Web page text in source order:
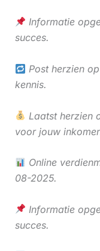
Informatie
succes.
Post herzien
kennis.
Laatst herzien
voor jouw
Online
08-2025.
Informatie
succes.